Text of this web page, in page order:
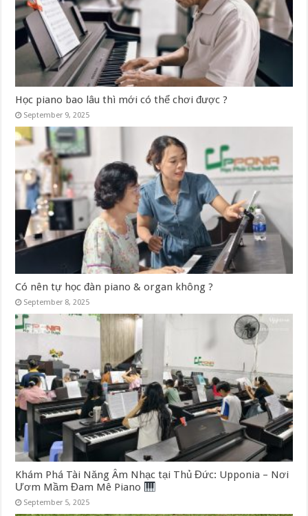
Học piano bao lâu thì mới có thể chơi được ?
September 9, 2025
Có nên tự học đàn piano & organ không ?
September 8, 2025
Khám Phá Tài Năng Âm Nhạc tại Thủ Đức: Upponia – Nơi
Ươm Mầm Đam Mê Piano
September 5, 2025